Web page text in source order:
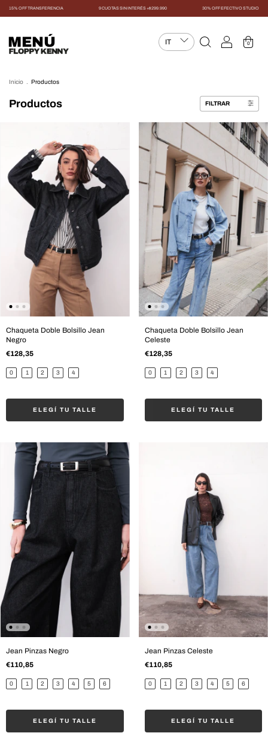
15% OFF TRANSFERENCIA 9 CUOTAS SIN INTERÉS +$299.990 30% OFF EFECTIVO STUDIO
MENÚ 0
Inicio Productos
Productos FILTRAR
Chaqueta Doble Bolsillo Jean
Negro
€128,35
0 1 2 3 4
ELEGÍ TU TALLE
Chaqueta Doble Bolsillo Jean
Celeste
€128,35
0 1 2 3 4
ELEGÍ TU TALLE
Jean Pinzas Negro
€110,85
0 1 2 3 4 5 6
ELEGÍ TU TALLE
Jean Pinzas Celeste
€110,85
0 1 2 3 4 5 6
ELEGÍ TU TALLE